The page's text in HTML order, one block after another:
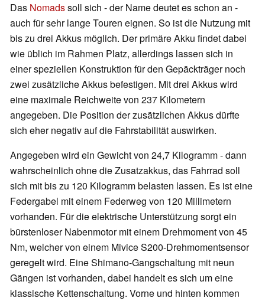
Das Nomadssoll sich - der Name deutet es schon an -
auch für sehr lange Touren eignen. So ist die Nutzung mit
bis zu drei Akkus möglich. Der primäre Akku findet dabei
wie üblich im Rahmen Platz, allerdings lassen sich in
einer speziellen Konstruktion für den Gepäckträger noch
zwei zusätzliche Akkus befestigen. Mit drei Akkus wird
eine maximale Reichweite von 237 Kilometern
angegeben. Die Position der zusätzlichen Akkus dürfte
sich eher negativ auf die Fahrstabilität auswirken.
Angegeben wird ein Gewicht von 24,7 Kilogramm - dann
wahrscheinlich ohne die Zusatzakkus, das Fahrrad soll
sich mit bis zu 120 Kilogramm belasten lassen. Es ist eine
Federgabel mit einem Federweg von 120 Millimetern
vorhanden. Für die elektrische Unterstützung sorgt ein
bürstenloser Nabenmotor mit einem Drehmoment von 45
Nm, welcher von einem Mivice S200-Drehmomentsensor
geregelt wird. Eine Shimano-Gangschaltung mit neun
Gängen ist vorhanden, dabei handelt es sich um eine
klassische Kettenschaltung. Vorne und hinten kommen